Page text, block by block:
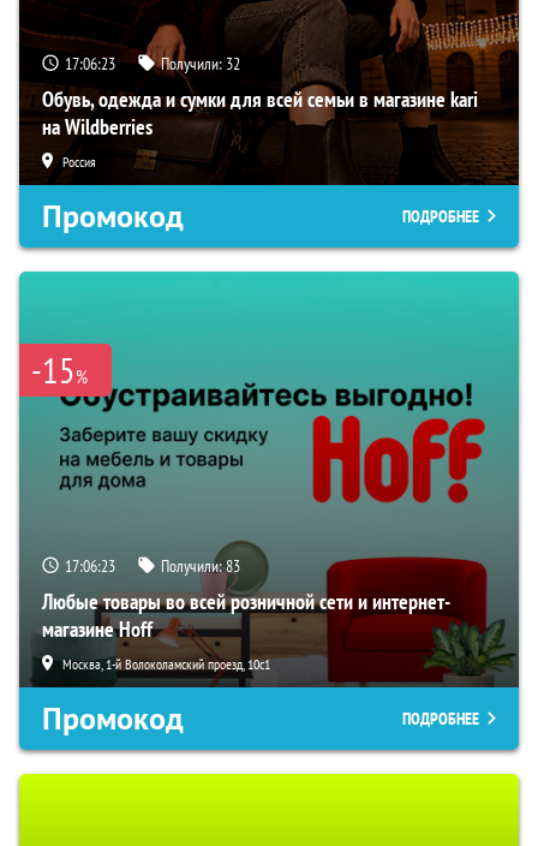
17:06:22 Получили: 32
Обувь, одежда и сумки для всей семьи в магазине kari
на Wildberries
Россия
Промокод ПОДРОБНЕЕ
-15%
17:06:22 Получили:83
Любые товары во всей розничной сети и интернет-
магазине Hoff
Москва, 1-й Волоколамский проезд, 10с1
Промокод ПОДРОБНЕЕ